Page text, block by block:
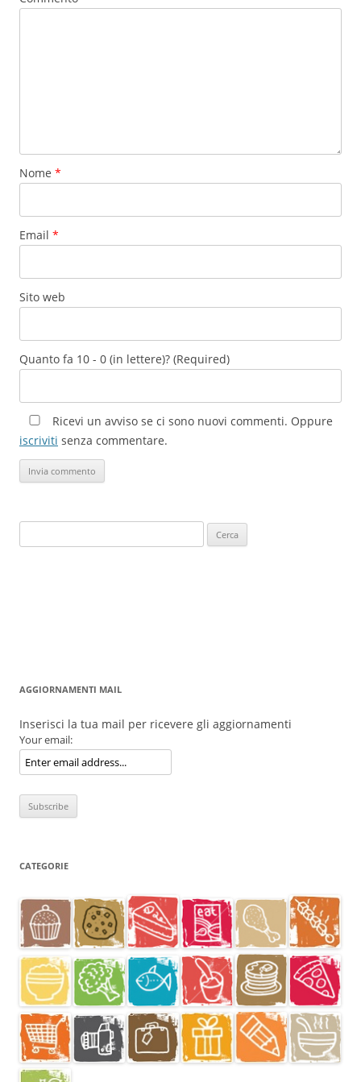
Nome *
Email *
Sito web
Quanto fa 10 - 0 (in lettere)? (Required)
Ricevi un avviso se ci sono nuovi commenti. Oppure
iscriviti senza commentare.
per:
AGGIORNAMENTI MAIL
Inserisci la tua mail per ricevere gli aggiornamenti
Your email:
CATEGORIE